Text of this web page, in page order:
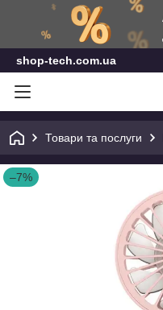
shop-tech.com.ua
Товари та послуги
–7%